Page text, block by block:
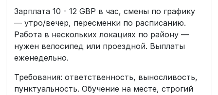
Зарплата 10 - 12 GBP в час, смены по графику
— утро/вечер, пересменки по расписанию.
Работа в нескольких локациях по району —
нужен велосипед или проездной. Выплаты
еженедельно.
Требования: ответственность, выносливость,
пунктуальность. Обучение на месте, строгий